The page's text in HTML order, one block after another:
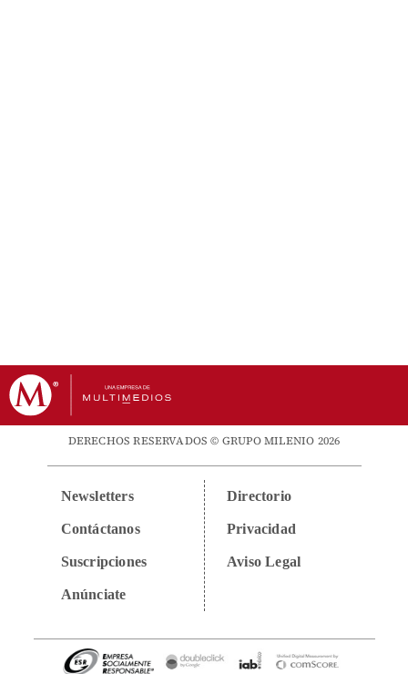
DERECHOS RESERVADOS © GRUPO MILENIO 2026
Newsletters
Contáctanos
Suscripciones
Anúnciate
Directorio
Privacidad
Aviso Legal